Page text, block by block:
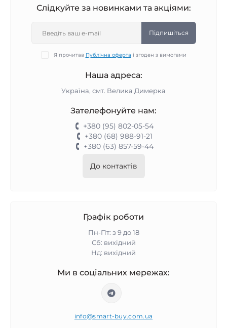
Слідкуйте за новинками та акціями:
Підпишіться
Я прочитав Публічна оферта і згоден з вимогами
Наша адреса:
Україна, смт. Велика Димерка
Зателефонуйте нам:
+380 (95) 802-05-54
+380 (68) 988-91-21
+380 (63) 857-59-44
До контактів
Графік роботи
Пн-Пт: з 9 до 18
Сб: вихідний
Нд: вихідний
Ми в соціальних мережах:
info@smart-buy.com.ua